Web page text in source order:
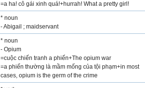
=a ha! cô gái xinh quá!+hurrah! What a pretty girl!
* noun
- Abigail ; maidservant
* noun
- Opium
=cuộc chiến tranh a phiến+The opium war
=a phiến thường là mầm mống của tội phạm+in most
cases, opium is the germ of the crime